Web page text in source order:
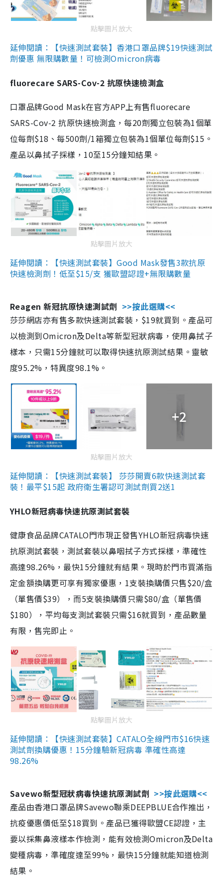
點擊圖片放大
延伸閱讀：【快速測試套裝】香港口罩品牌$19快速測試
劑優惠 無限購數量！可檢測Omicron病毒
fluorecare SARS-Cov-2 抗原快速檢測盒
口罩品牌Good Mask在官方APP上有售fluorecare
SARS-Cov-2 抗原快速檢測盒，每20劑獨立包裝為1個單
位每劑$18、每500劑/1箱獨立包裝為1個單位每劑$15。
產品以鼻拭子採樣，10至15分鐘知結果。
點擊圖片放大
延伸閱讀：【快速測試套裝】Good Mask發售3款抗原
快速檢測劑！低至$15/支 獲歐盟認證+無限購數量
Reagen 新冠抗原快速測試劑 >>按此選購<<
莎莎網店亦有售多款快速測試套裝，$19就買到。產品可
以檢測到Omicron及Delta等新型冠狀病毒，使用鼻拭子
樣本，只需15分鐘就可以取得快速抗原測試結果。靈敏
度95.2%，特異度98.1%。
+2
點擊圖片放大
延伸閱讀：【快速測試套裝】 莎莎開賣6款快速測試套
裝！最平$15起 政府衛生署認可測試劑買2送1
YHLO新冠病毒快速抗原測試套裝
健康食品品牌CATALO門市現正發售YHLO新冠病毒快速
抗原測試套裝，測試套裝以鼻咽拭子方式採樣，準確性
高達98.26%，最快15分鐘就有結果。現時於門市買滿指
定金額換購更可享有獨家優惠，1支裝換購價只售$20/盒
（單售價$39），而5支裝換購價只需$80/盒（單售價
$180），平均每支測試套裝只需$16就買到，產品數量
有限，售完即止。
點擊圖片放大
延伸閱讀：【快速測試套裝】CATALO全線門市$16快速
測試劑換購優惠！15分鐘驗新冠病毒 準確性高達
98.26%
Savewo新型冠狀病毒快速抗原測試劑 >>按此選購<<
產品由香港口罩品牌Savewo聯乘DEEPBLUE合作推出，
抗疫優惠價低至$18買到。產品已獲得歐盟CE認證，主
要以採集鼻液樣本作檢測，能有效檢測Omicron及Delta
變種病毒，準確度達至99%，最快15分鐘就能知道檢測
結果。